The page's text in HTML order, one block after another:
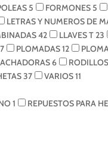
5 FORMONES 5
LETRAS Y NUMEROS DE
42 LLAVES T23
PLOMADAS12
6
37 VARIOS11
1
REPUESTOS PARA